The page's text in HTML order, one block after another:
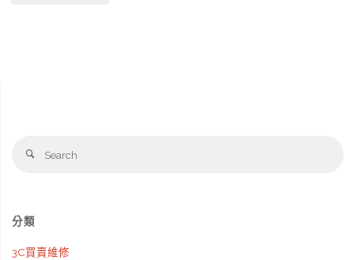
Search
分類
3C買賣維修